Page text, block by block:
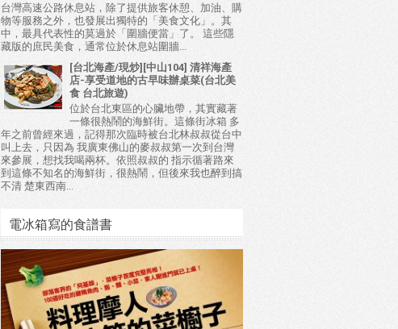
台灣高速公路休息站，除了提供旅客休憩、加油、購
物等服務之外，也發展出獨特的「美食文化」。其
中，最具代表性的莫過於「圍牆便當」了。 這些隱
藏版的庶民美食，通常位於休息站圍牆...
[台北海產/現炒][中山104] 清祥海產
店-享受道地的古早味辦桌菜(台北美
食 台北旅遊)
位於台北東區的心臟地帶，其實藏著
一條很熱鬧的海鮮街。這條街冰箱 多
年之前曾經來過，記得那次臨時被台北林叔叔從台中
叫上去，只因為 我廣東佛山的麥叔叔第一次到台灣
來參展，想找我喝兩杯。依照叔叔的 指示循著路來
到這條不知名的海鮮街，很熱鬧，但後來我也醉到搞
不清 楚東西南...
電冰箱寫的食譜書